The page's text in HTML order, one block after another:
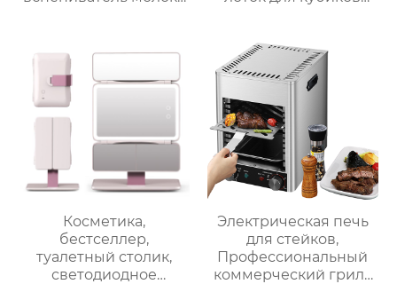
приготовления
горячего шоколада
изготовленный на
заказ
Косметика,
бестселлер,
туалетный столик,
светодиодное
Электрическая печь
для стейков,
Профессиональный
коммерческий гриль